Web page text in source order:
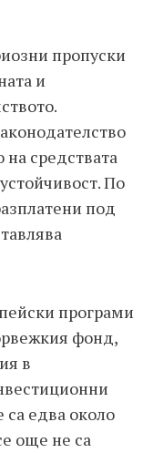
пропуски
и
на средствата
По
под
програми
фонд,
в
едва около
още не са